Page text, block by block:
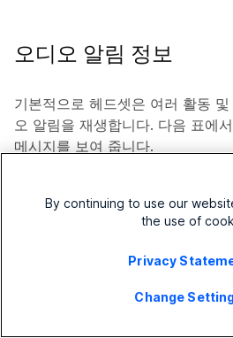
오디오 알림 정보
기본적으로 헤드셋은 여러 활동
오 알림을 재생합니다. 다음 표에
메시지를 보여 줍니다.
오
은 15시간 이상입니다.
"배
헤드셋 배터리의 통화 시간
"[X]
By continuing to use our
the use of
Privacy
Change